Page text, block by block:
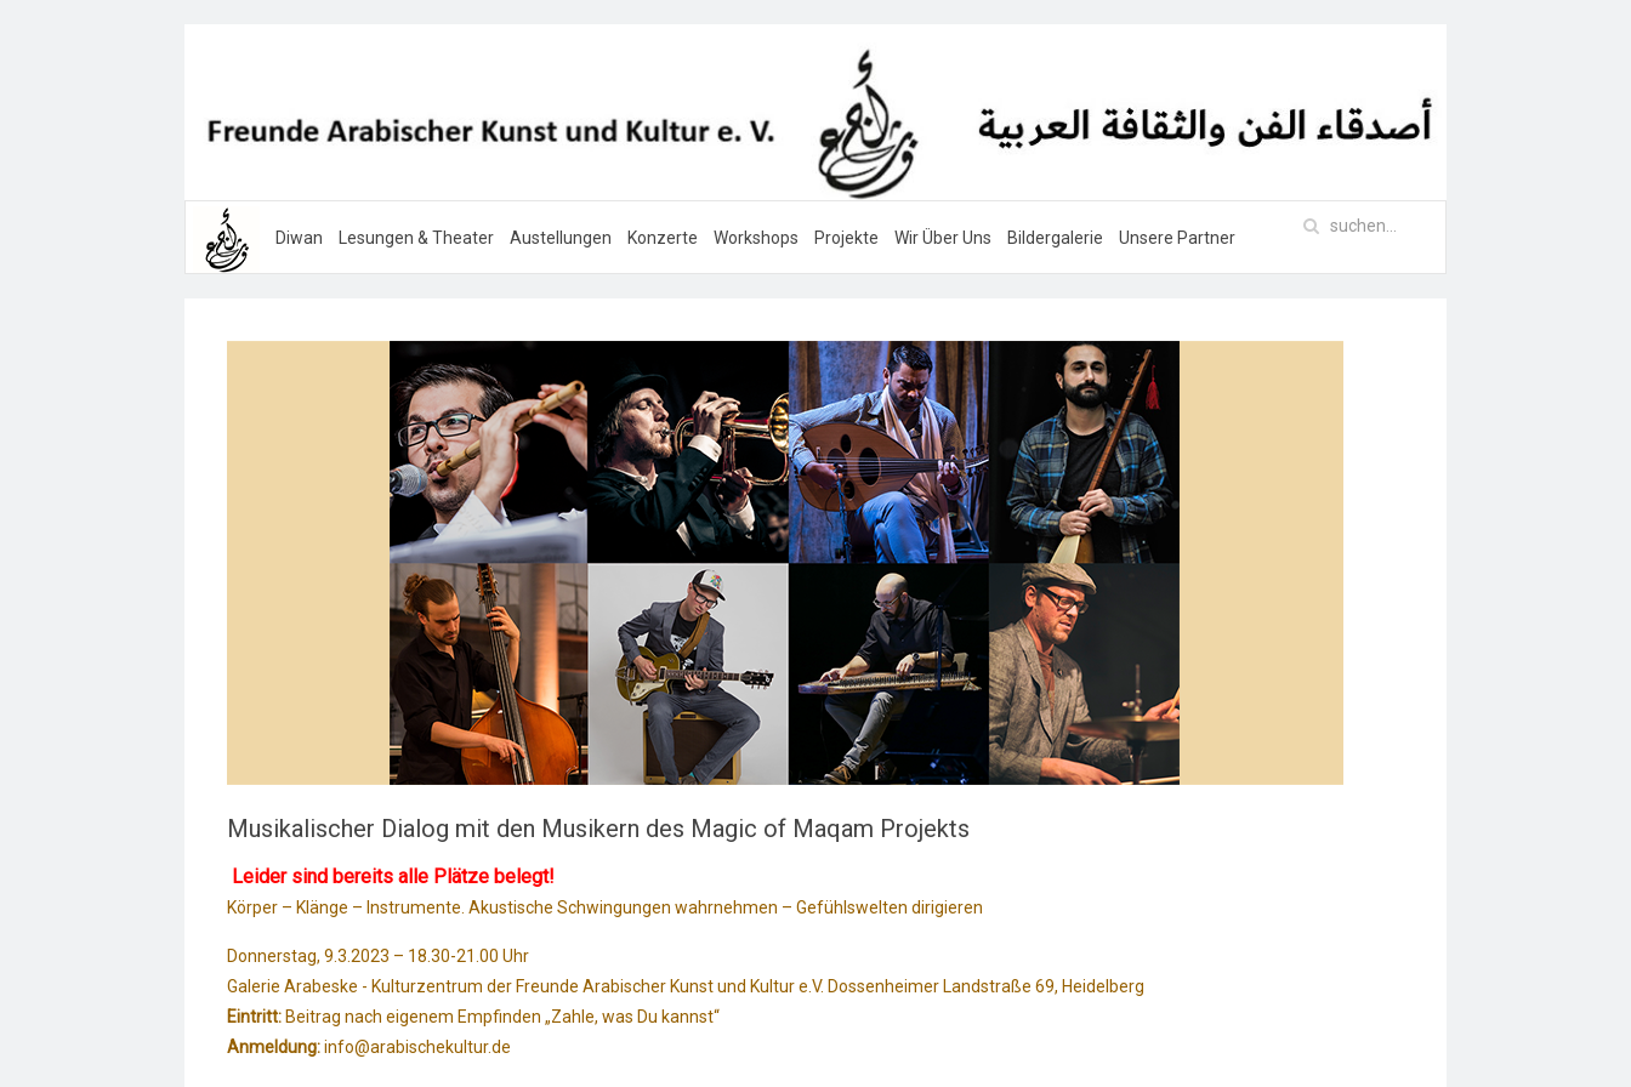
Diwan Lesungen & Theater Austellungen Konzerte Workshops Projekte Wir Über Uns Bildergalerie Unsere Partner
Musikalischer Dialog mit den Musikern des Magic of Maqam Projekts
Leider sind bereits alle Plätze belegt!
Körper – Klänge – Instrumente. Akustische Schwingungen wahrnehmen – Gefühlswelten dirigieren
Donnerstag, 9.3.2023 – 18.30-21.00 Uhr
Galerie Arabeske - Kulturzentrum der Freunde Arabischer Kunst und Kultur e.V. Dossenheimer Landstraße 69, Heidelberg
Eintritt: Beitrag nach eigenem Empfinden „Zahle, was Du kannst“
Anmeldung:info@arabischekultur.de